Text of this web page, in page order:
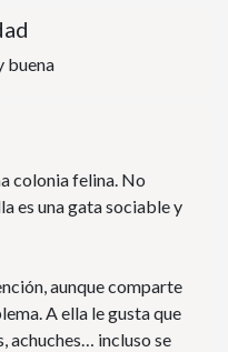
buena
colonia felina. No
es una gata sociable y
aunque comparte
A ella le gusta que
achuches… incluso se